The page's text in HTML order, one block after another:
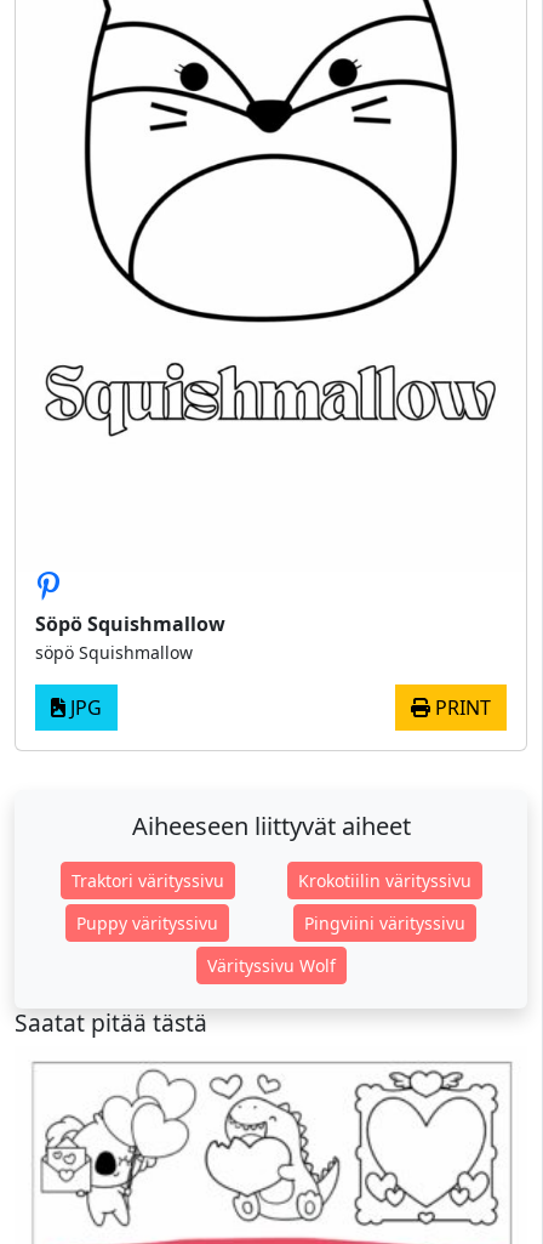
Söpö Squishmallow
söpö Squishmallow
JPG PRINT
Aiheeseen liittyvät aiheet
Traktori värityssivu
Krokotiilin värityssivu
Puppy värityssivu
Pingviini värityssivu
Värityssivu Wolf
Saatat pitää tästä